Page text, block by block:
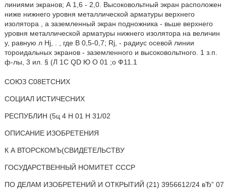
линиями экранов; А 1,6 - 2,0. Высоковольтный экран расположен
ниже нижнего уровня металлической арматуры верхнего
изолятора , а заземленный экран подножника - вьше верхнего
уровня металлической арматуры нижнего изолятора на величин
у, равную л Hj, . , где В 0,5-0,7; Rj, - радиус осевой линии
тороидальных экранов - заземленного и высоковольтного. 1 з.п.
ф-лы, 3 ил. § (Л 1C QD Ю О 01 ;о Ф11.1
СОЮЗ С08ЕТСНИХ
СОЦИАЛ ИСТИЧЕСНИХ
РЕСПУБЛИН (5ц 4 Н 01 Н 31/02
ОПИСАНИЕ ИЗОБРЕТЕНИЯ
К А ВТОРСКОМЪ(СВИДЕТЕЛЬСТВУ
ГОСУДАРСТВЕННЫЙ НОМИТЕТ СССР
ПО ДЕЛАМ ИЗОБРЕТЕНИЙ И ОТКРЫТИЙ (21) 3956612/24 вЂ” 07